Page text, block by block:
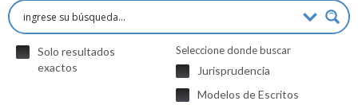
Solo resultados
exactos
Seleccione donde buscar
Jurisprudencia
Modelos de Escritos